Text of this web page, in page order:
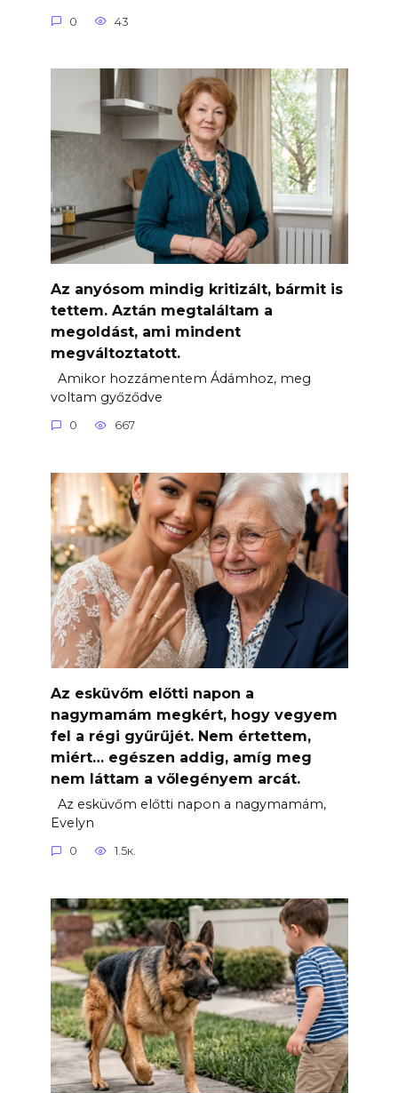
0 43
Az anyósom mindig kritizált, bármit is
tettem. Aztán megtaláltam a
megoldást, ami mindent
megváltoztatott.
Amikor hozzámentem Ádámhoz, meg
voltam győződve
0 667
Az esküvőm előtti napon a
nagymamám megkért, hogy vegyem
fel a régi gyűrűjét. Nem értettem,
miért… egészen addig, amíg meg
nem láttam a vőlegényem arcát.
Az esküvőm előtti napon a nagymamám,
Evelyn
0 1.5к.